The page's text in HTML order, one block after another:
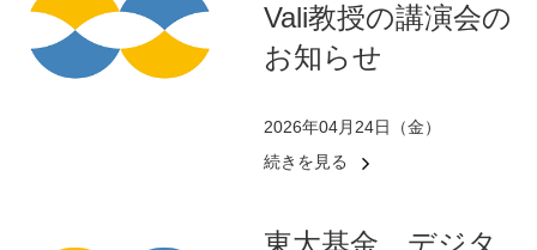
Vali教授の講演会の
お知らせ
2026年04月24日（金）
続きを見る
東大基金 デジタ